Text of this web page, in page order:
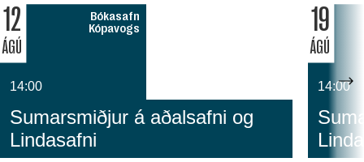
12
ÁGÚ
Bókasafn
Kópavogs
14:00
Sumarsmiðjur á aðalsafni og
Lindasafni
19
ÁGÚ
14:00